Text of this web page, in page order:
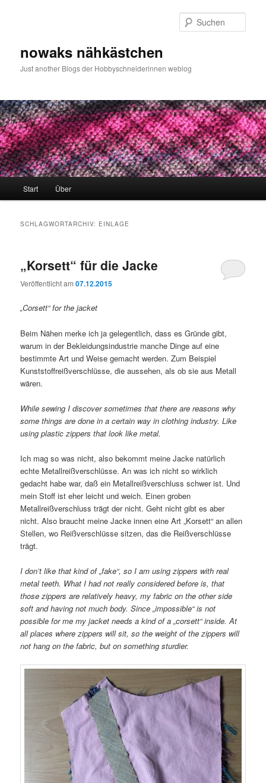
nowaks nähkästchen
Just another Blogs der Hobbyschneiderinnen weblog
Start Über
SCHLAGWORTARCHIV: EINLAGE
„Korsett“ für die Jacke
Veröffentlicht am07.12.2015
„Corsett“ for the jacket
Beim Nähen merke ich ja gelegentlich, dass es Gründe gibt,
warum in der Bekleidungsindustrie manche Dinge auf eine
bestimmte Art und Weise gemacht werden. Zum Beispiel
Kunststoffreißverschlüsse, die aussehen, als ob sie aus Metall
wären.
While sewing I discover sometimes that there are reasons why
some things are done in a certain way in clothing industry. Like
using plastic zippers that look like metal.
Ich mag so was nicht, also bekommt meine Jacke natürlich
echte Metallreißverschlüsse. An was ich nicht so wirklich
gedacht habe war, daß ein Metallreißverschluss schwer ist. Und
mein Stoff ist eher leicht und weich. Einen groben
Metallreißverschluss trägt der nicht. Geht nicht gibt es aber
nicht. Also braucht meine Jacke innen eine Art „Korsett“ an allen
Stellen, wo Reißverschlüsse sitzen, das die Reißverschlüsse
trägt.
I don’t like that kind of „fake“, so I am using zippers with real
metal teeth. What I had not really considered before is, that
those zippers are relatively heavy, my fabric on the other side
soft and having not much body. Since „impossible“ is not
possible for me my jacket needs a kind of a „corsett“ inside. At
all places where zippers will sit, so the weight of the zippers will
not hang on the fabric, but on something sturdier.